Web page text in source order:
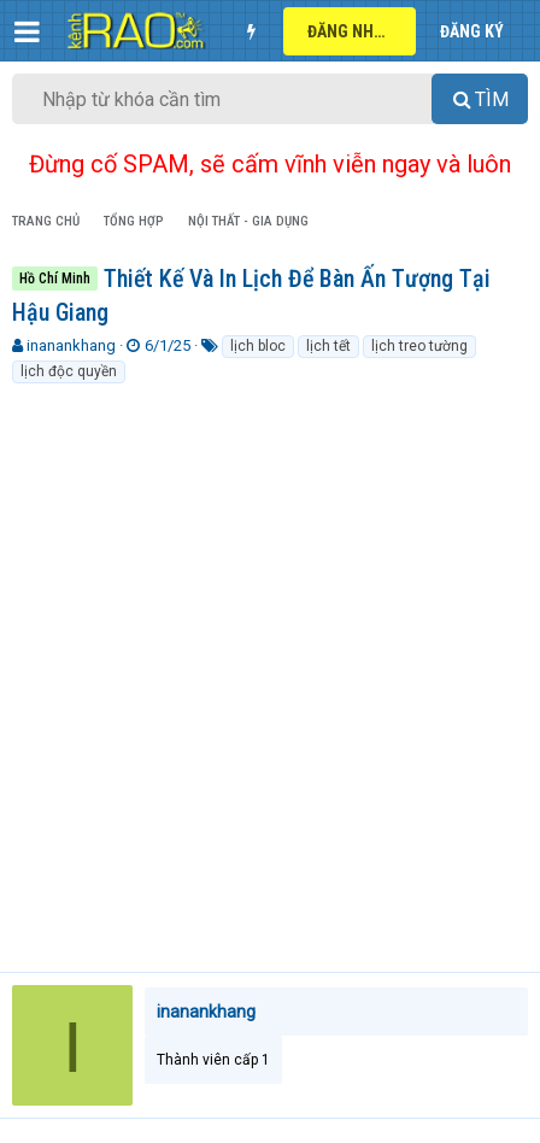
ĐĂNG NHẬP ĐĂNG KÝ
TÌM
Đừng cố SPAM, sẽ cấm vĩnh viễn ngay và luôn
TRANG CHỦ TỔNG HỢP NỘI THẤT - GIA DỤNG
Hồ Chí Minh
Thiết Kế Và In Lịch Để Bàn Ấn Tượng Tại
Hậu Giang
T
h
r
inanankhang
N
6/1/25 lịch bloc lịch tết
lịch treo tường
lịch độc quyền
I inanankhang
Thành viên cấp 1